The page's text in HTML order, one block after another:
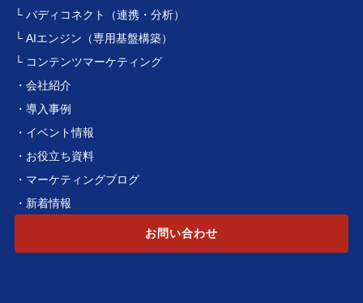
└ バディコネクト（連携・分析）
└ AIエンジン（専用基盤構築）
└ コンテンツマーケティング
・会社紹介
・導入事例
・イベント情報
・お役立ち資料
・マーケティングブログ
・新着情報
お問い合わせ